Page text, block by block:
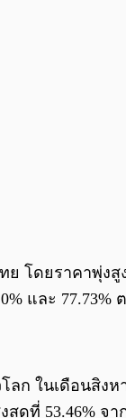
โดยราคาพุ่งสู
และ 77.73%
ในเดือนสิงห
สุดที่ 53.46% จ